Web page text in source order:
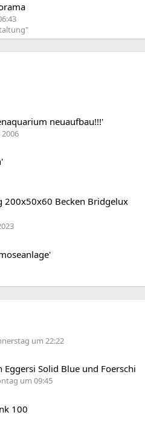
neuaufbau!!!'
200x50x60 Becken Bridgelux
um 22:22
Solid Blue und Foerschi
um 09:45
100